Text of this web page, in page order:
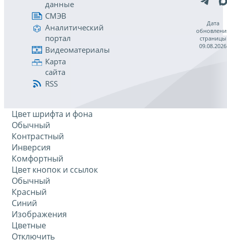
данные
СМЭВ
Аналитический
портал
Видеоматериалы
Карта
сайта
RSS
Дата
страницы
09.08.2026
Цвет шрифта и фона
Обычный
Контрастный
Инверсия
Комфортный
Цвет кнопок и ссылок
Обычный
Красный
Синий
Изображения
Цветные
Отключить